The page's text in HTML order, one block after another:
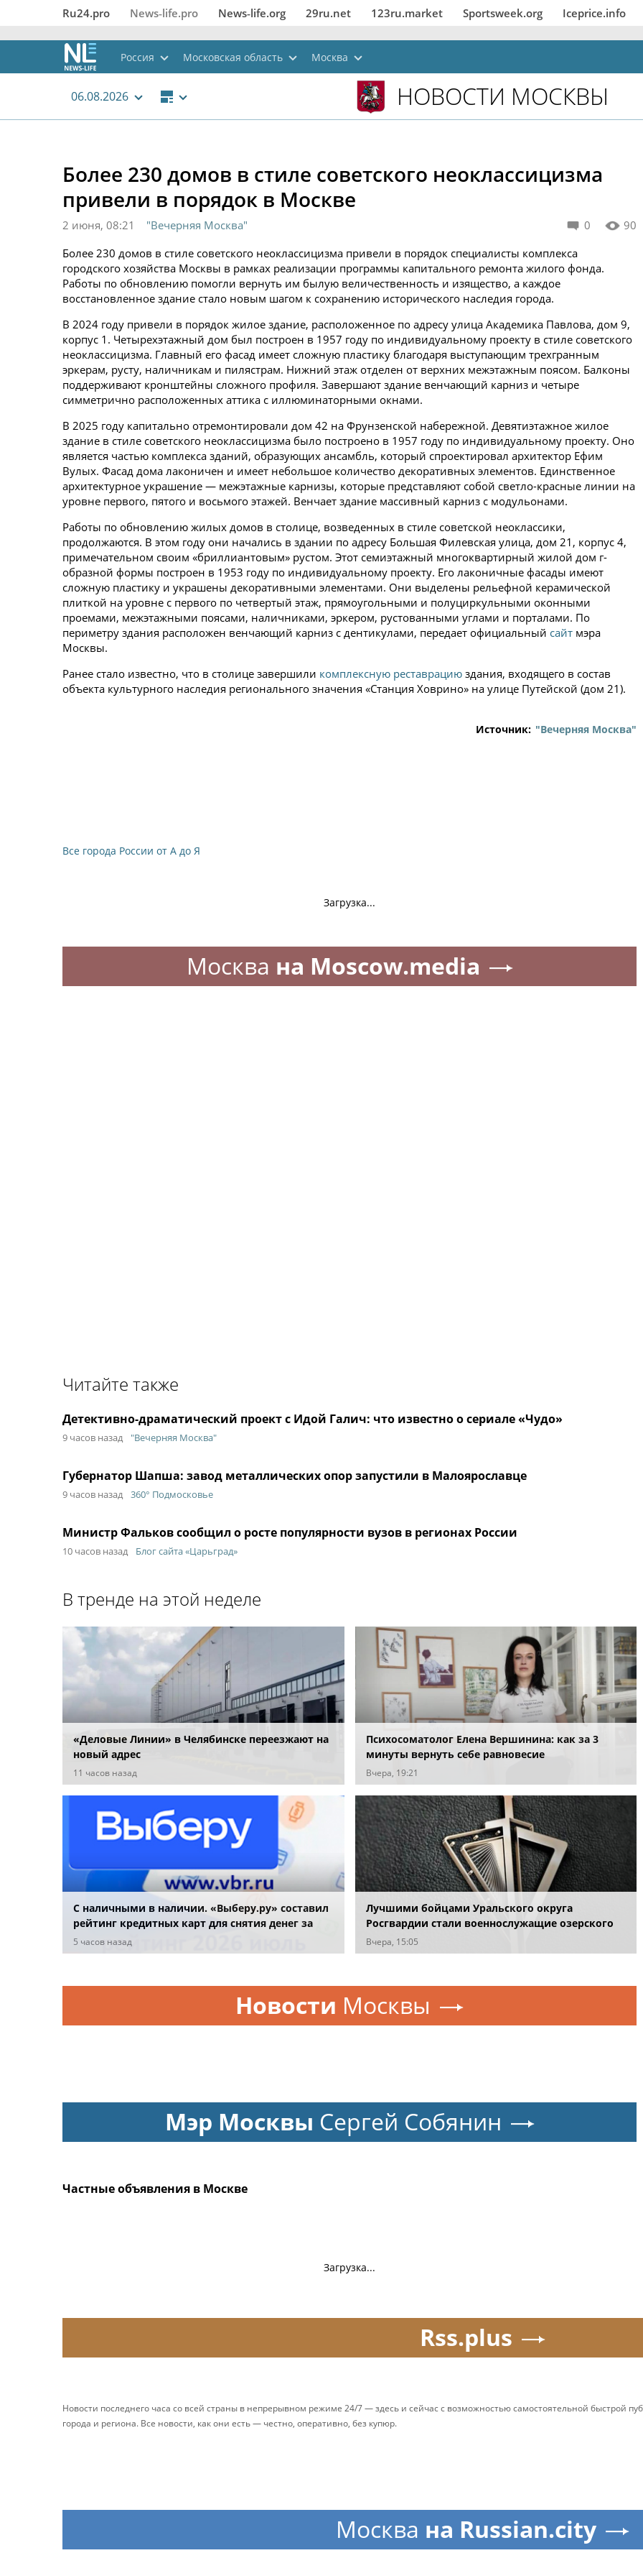
Ru24.pro News‑life.pro News‑life.org 29ru.net 123ru.market Sportsweek.org Iceprice.info
Россия Московская область Москва
06.08.2026 НОВОСТИ МОСКВЫ
Более 230 домов в стиле советского неоклассицизма
привели в порядок в Москве
0 90
2 июня, 08:21
"Вечерняя Москва"
Более 230 домов в стиле советского неоклассицизма привели в порядок специалисты комплекса
городского хозяйства Москвы в рамках реализации программы капитального ремонта жилого фонда.
Работы по обновлению помогли вернуть им былую величественность и изящество, а каждое
восстановленное здание стало новым шагом к сохранению исторического наследия города.
В 2024 году привели в порядок жилое здание, расположенное по адресу улица Академика Павлова, дом 9,
корпус 1. Четырехэтажный дом был построен в 1957 году по индивидуальному проекту в стиле советского
неоклассицизма. Главный его фасад имеет сложную пластику благодаря выступающим трехгранным
эркерам, русту, наличникам и пилястрам. Нижний этаж отделен от верхних межэтажным поясом. Балконы
поддерживают кронштейны сложного профиля. Завершают здание венчающий карниз и четыре
симметрично расположенных аттика с иллюминаторными окнами.
В 2025 году капитально отремонтировали дом 42 на Фрунзенской набережной. Девятиэтажное жилое
здание в стиле советского неоклассицизма было построено в 1957 году по индивидуальному проекту. Оно
является частью комплекса зданий, образующих ансамбль, который спроектировал архитектор Ефим
Вулых. Фасад дома лаконичен и имеет небольшое количество декоративных элементов. Единственное
архитектурное украшение — межэтажные карнизы, которые представляют собой светло-красные линии на
уровне первого, пятого и восьмого этажей. Венчает здание массивный карниз с модульонами.
Работы по обновлению жилых домов в столице, возведенных в стиле советской неоклассики,
продолжаются. В этом году они начались в здании по адресу Большая Филевская улица, дом 21, корпус 4,
примечательном своим «бриллиантовым» рустом. Этот семиэтажный многоквартирный жилой дом г-
образной формы построен в 1953 году по индивидуальному проекту. Его лаконичные фасады имеют
сложную пластику и украшены декоративными элементами. Они выделены рельефной керамической
плиткой на уровне с первого по четвертый этаж, прямоугольными и полуциркульными оконными
проемами, межэтажными поясами, наличниками, эркером, рустованными углами и порталами. По
периметру здания расположен венчающий карниз с дентикулами, передает официальный сайт мэра
Москвы.
Ранее стало известно, что в столице завершили комплексную реставрацию здания, входящего в состав
объекта культурного наследия регионального значения «Станция Ховрино» на улице Путейской (дом 21).
Источник: "Вечерняя Москва"
Все города России от А до Я
Загрузка...
Москва на Moscow.media
Читайте также
Детективно-драматический проект с Идой Галич: что известно о сериале «Чудо»
9 часов назад "Вечерняя Москва"
Губернатор Шапша: завод металлических опор запустили в Малоярославце
9 часов назад 360° Подмосковье
Министр Фальков сообщил о росте популярности вузов в регионах России
10 часов назад Блог сайта «Царьград»
В тренде на этой неделе
«Деловые Линии» в Челябинске переезжают на
новый адрес
11 часов назад
Психосоматолог Елена Вершинина: как за 3
минуты вернуть себе равновесие
Вчера, 19:21
С наличными в наличии. «Выберу.ру» составил
рейтинг кредитных карт для снятия денег за
июль 2026 года
5 часов назад
Лучшими бойцами Уральского округа
Росгвардии стали военнослужащие озерского
соединения по охране важных государственных
объектов
Вчера, 15:05
Новости Москвы
Мэр Москвы Сергей Собянин
Частные объявления в Москве
Загрузка...
Rss.plus
Новости последнего часа со всей страны в непрерывном режиме 24/7 — здесь и сейчас с возможностью самостоятельной быстрой
города и региона. Все новости, как они есть — честно, оперативно, без купюр.
Москва на Russian.city